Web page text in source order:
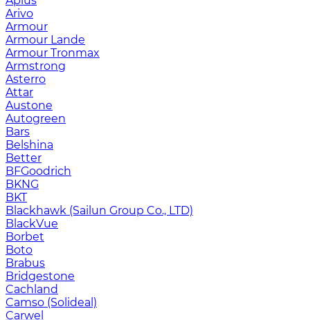
Arivo
Armour
Armour Lande
Armour Tronmax
Armstrong
Asterro
Attar
Austone
Autogreen
Bars
Belshina
Better
BFGoodrich
BKNG
BKT
Blackhawk (Sailun Group Co., LTD)
BlackVue
Borbet
Boto
Brabus
Bridgestone
Cachland
Camso (Solideal)
Carwel